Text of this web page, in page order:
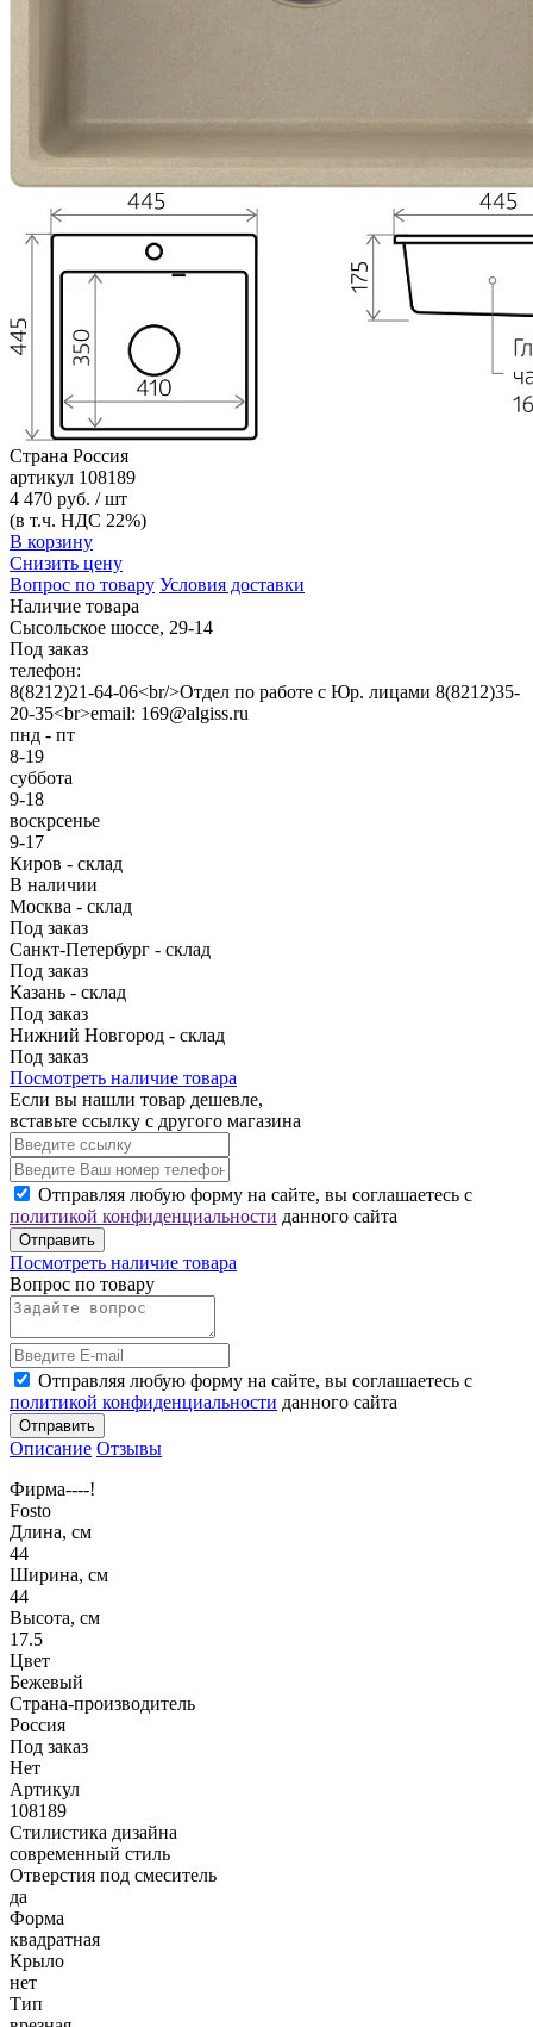
Страна Россия
артикул 108189
4 470 руб. / шт
(в т.ч. НДС 22%)
В корзину
Снизить цену
Вопрос по товару Условия доставки
Наличие товара
Сысольское шоссе, 29-14
Под заказ
телефон:
8(8212)21-64-06<br/>Отдел по работе с Юр. лицами 8(8212)35-
20-35<br>email: 169@algiss.ru
пнд - пт
8-19
суббота
9-18
воскрсенье
9-17
Киров - склад
В наличии
Москва - склад
Под заказ
Санкт-Петербург - склад
Под заказ
Казань - склад
Под заказ
Нижний Новгород - склад
Под заказ
Посмотреть наличие товара
Если вы нашли товар дешевле,
вставьте ссылку с другого магазина
Отправляя любую форму на сайте, вы соглашаетесь с
политикой конфиденциальности данного сайта
Отправить
Посмотреть наличие товара
Вопрос по товару
Отправляя любую форму на сайте, вы соглашаетесь с
политикой конфиденциальности данного сайта
Отправить
Описание Отзывы
Фирма----!
Fosto
Длина, см
44
Ширина, см
44
Высота, см
17.5
Цвет
Бежевый
Страна-производитель
Россия
Под заказ
Нет
Артикул
108189
Стилистика дизайна
современный стиль
Отверстия под смеситель
да
Форма
квадратная
Крыло
нет
Тип